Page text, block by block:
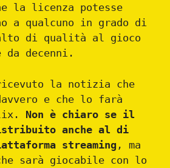
la licenza potesse
a qualcuno in grado di
di qualità al gioco
decenni.
la notizia che
e che lo farà
Non è chiaro se il
anche al di
streaming , ma
sarà giocabile con lo